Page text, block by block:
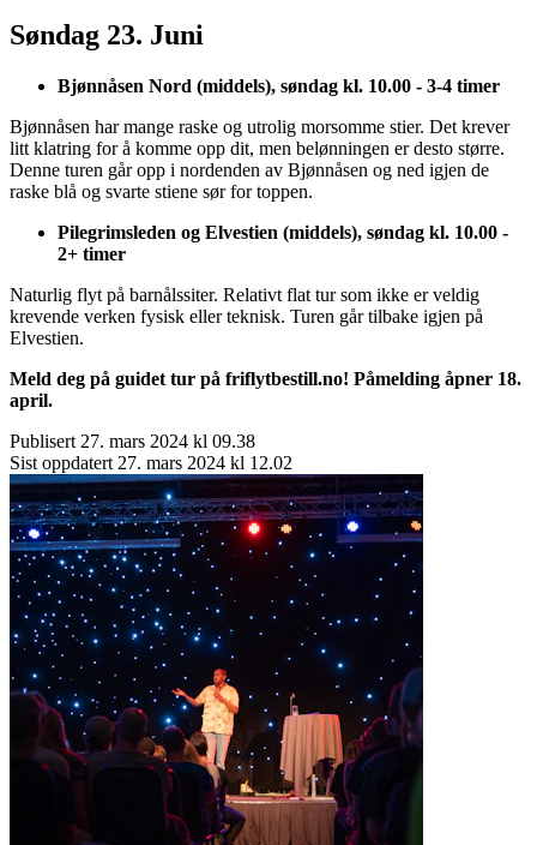
Søndag 23. Juni
Bjønnåsen Nord (middels), søndag kl. 10.00 - 3-4 timer
Bjønnåsen har mange raske og utrolig morsomme stier. Det krever
litt klatring for å komme opp dit, men belønningen er desto større.
Denne turen går opp i nordenden av Bjønnåsen og ned igjen de
raske blå og svarte stiene sør for toppen.
Pilegrimsleden og Elvestien (middels), søndag kl. 10.00 -
2+ timer
Naturlig flyt på barnålssiter. Relativt flat tur som ikke er veldig
krevende verken fysisk eller teknisk. Turen går tilbake igjen på
Elvestien.
Meld deg på guidet tur på friflytbestill.no! Påmelding åpner 18.
april.
Publisert 27. mars 2024 kl 09.38
Sist oppdatert 27. mars 2024 kl 12.02